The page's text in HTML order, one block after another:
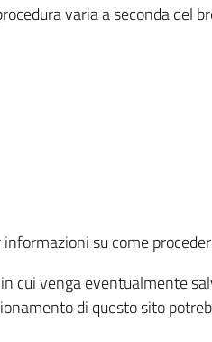
varia a seconda del
su come
cui venga eventualmente
di questo sito